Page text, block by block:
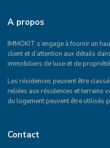
A propos
IMMOKIT s’engage à fournir un
client et d’attention aux détails
immobiliers de luxe et de
Les résidences peuvent être
reliées aux résidences et terrains
du logement peuvent être utilisés
Contact